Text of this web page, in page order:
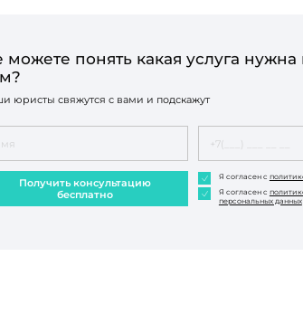
можете понять какая услуга
юристы свяжутся с вами и подскажут
Получить консультацию
бесплатно
Я согласен с
Я согласен с
персональных данных